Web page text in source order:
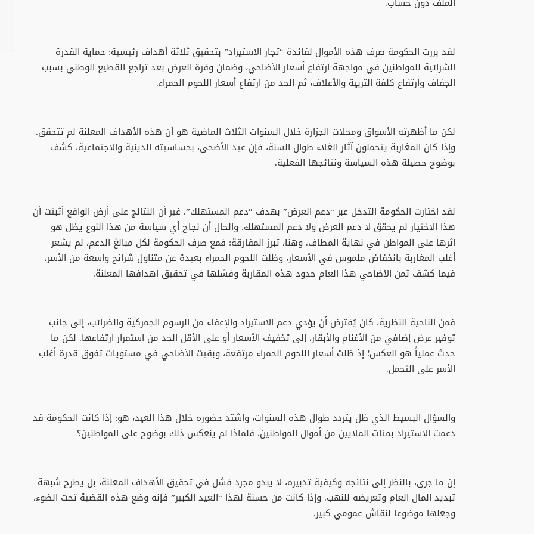
لقد بررت الحكومة صرف هذه الأموال لفائدة “تجار الاستيراد” بتحقيق ثلاثة أهداف رئيسية: حماية القدرة
الشرائية للمواطنين في مواجهة ارتفاع أسعار الأضاحي، وضمان وفرة العرض بعد تراجع القطيع الوطني بسبب
الجفاف وارتفاع كلفة التربية والأعلاف، ثم الحد من ارتفاع أسعار اللحوم الحمراء.
لكن ما أظهرته الأسواق ومحلات الجزارة خلال السنوات الثلاث الماضية هو أن هذه الأهداف المعلنة لم تتحقق.
وإذا كان المغاربة يتحملون آثار الغلاء طوال السنة، فإن عيد الأضحى، بحساسيته الدينية والاجتماعية، كشف
بوضوح حصيلة هذه السياسة ونتائجها الفعلية.
لقد اختارت الحكومة التدخل عبر “دعم العرض” بهدف “دعم المستهلك”. غير أن النتائج على أرض الواقع أثبتت أن
هذا الاختيار لم يحقق لا دعم العرض ولا دعم المستهلك. والحال أن نجاح أي سياسة من هذا النوع يظل هو
أثرها على المواطن في نهاية المطاف. وهنا، تبرز المفارقة: فمع صرف الحكومة لكل مبالغ الدعم، لم يشعر
أغلب المغاربة بانخفاض ملموس في الأسعار، وظلت اللحوم الحمراء بعيدة عن متناول شرائح واسعة من الأسر،
فيما كشف ثمن الأضاحي هذا العام حدود هذه المقاربة وفشلها في تحقيق أهدافها المعلنة.
فمن الناحية النظرية، كان يُفترض أن يؤدي دعم الاستيراد والإعفاء من الرسوم الجمركية والضرائب، إلى جانب
توفير عرض إضافي من الأغنام والأبقار، إلى تخفيف الأسعار أو على الأقل الحد من استمرار ارتفاعها. لكن ما
حدث عملياً هو العكس؛ إذ ظلت أسعار اللحوم الحمراء مرتفعة، وبقيت الأضاحي في مستويات تفوق قدرة أغلب
الأسر على التحمل.
والسؤال البسيط الذي ظل يتردد طوال هذه السنوات، واشتد حضوره خلال هذا العيد، هو: إذا كانت الحكومة قد
دعمت الاستيراد بمئات الملايين من أموال المواطنين، فلماذا لم ينعكس ذلك بوضوح على المواطنين؟
إن ما جرى، بالنظر إلى نتائجه وكيفية تدبيره، لا يبدو مجرد فشل في تحقيق الأهداف المعلنة، بل يطرح شبهة
تبديد المال العام وتعريضه للنهب. وإذا كانت من حسنة لهذا “العيد الكبير” فإنه وضع هذه القضية تحت الضوء،
وجعلها موضوعا لنقاش عمومي كبير.